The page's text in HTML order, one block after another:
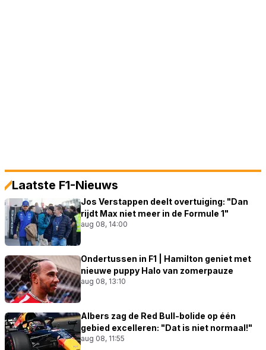
Laatste F1-Nieuws
Jos Verstappen deelt overtuiging: "Dan
rijdt Max niet meer in de Formule 1"
aug 08, 14:00
Ondertussen in F1 | Hamilton geniet met
nieuwe puppy Halo van zomerpauze
aug 08, 13:10
Albers zag de Red Bull-bolide op één
gebied excelleren: "Dat is niet normaal!"
aug 08, 11:55